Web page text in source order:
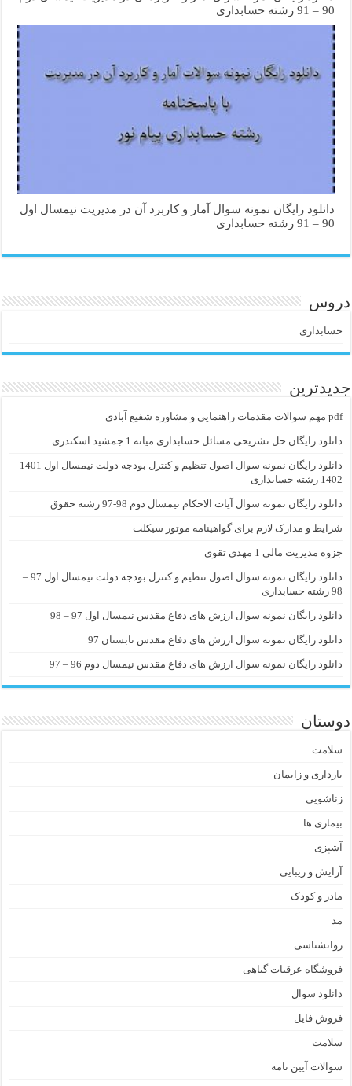
90 – 91 رشته حسابداری
دانلود رایگان نمونه سوال آمار و کاربرد آن در مدیریت نیمسال اول
90 – 91 رشته حسابداری
دروس
حسابداری
جدیدترین
pdf مهم سوالات مقدمات راهنمایی و مشاوره شفیع آبادی
دانلود رایگان حل تشریحی مسائل حسابداری میانه 1 جمشید اسکندری
دانلود رایگان نمونه سوال اصول تنظیم و کنترل بودجه دولت نیمسال اول 1401 –
1402 رشته حسابداری
دانلود رایگان نمونه سوال آیات الاحکام نیمسال دوم 98-97 رشته حقوق
شرایط و مدارک لازم برای گواهینامه موتور سیکلت
جزوه مدیریت مالی 1 مهدی تقوی
دانلود رایگان نمونه سوال اصول تنظیم و کنترل بودجه دولت نیمسال اول 97 –
98 رشته حسابداری
دانلود رایگان نمونه سوال ارزش های دفاع مقدس نیمسال اول 97 – 98
دانلود رایگان نمونه سوال ارزش های دفاع مقدس تابستان 97
دانلود رایگان نمونه سوال ارزش های دفاع مقدس نیمسال دوم 96 – 97
دوستان
سلامت
بارداری و زایمان
زناشویی
بیماری ها
آشپزی
آرایش و زیبایی
مادر و کودک
مد
روانشناسی
فروشگاه عرقیات گیاهی
دانلود سوال
فروش فایل
سلامت
سوالات آیین نامه